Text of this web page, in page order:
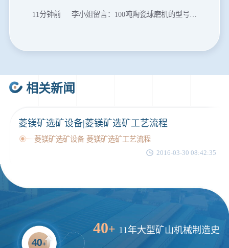
11分钟前 李小姐留言：100吨陶瓷球磨机的型号和参数？
20分钟前 马先生留言：提供移动破碎机图片价格表。
35分钟前 张先生留言：碎石机有几种型号？碎石机械设备一套价格？
谢先生留言：球磨机多少钱一台？提供型号和参数。
王先生留言：建一条石料破碎生产线，规模300吨/小时，提供设备选型和报价。
相关新闻
菱镁矿选矿设备|菱镁矿选矿工艺流程
菱镁矿选矿设备 菱镁矿选矿工艺流程
2016-03-30 08:42:35
40+ 11年大型矿山机械制造史